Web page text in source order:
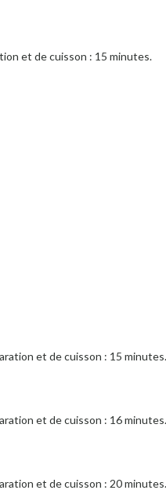
et de cuisson : 15 minutes.
et de cuisson : 15 minutes.
et de cuisson : 16 minutes.
et de cuisson : 20 minutes.